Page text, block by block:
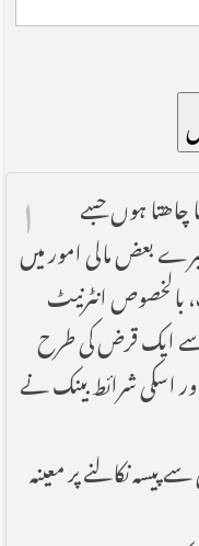
۱
چاھتا ہوں جسے
بعض مالی امور میں
بالخصوص انٹرنیٹ
سے ایک قرض کی طرح
اسکی شرائط بینک نے
پیسہ نکالنے پر معینہ